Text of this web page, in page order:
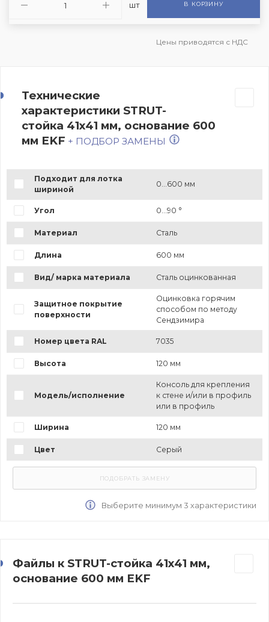
шт В КОРЗИНУ
Цены приводятся с НДС
Технические
характеристики STRUT-
стойка 41х41 мм, основание 600
мм EKF + ПОДБОР ЗАМЕНЫ
Подходит для лотка
шириной
0...600 мм
Угол 0...90 °
Материал Сталь
Длина 600 мм
Вид/ марка материала Сталь оцинкованная
Защитное покрытие
поверхности
Оцинковка горячим
способом по методу
Сендзимира
Номер цвета RAL 7035
Высота 120 мм
Модель/исполнение
Консоль для крепления
к стене и/или в профиль
или в профиль
Ширина 120 мм
Цвет Серый
Выберите минимум 3 характеристики
Файлы к STRUT-стойка 41х41 мм,
основание 600 мм EKF